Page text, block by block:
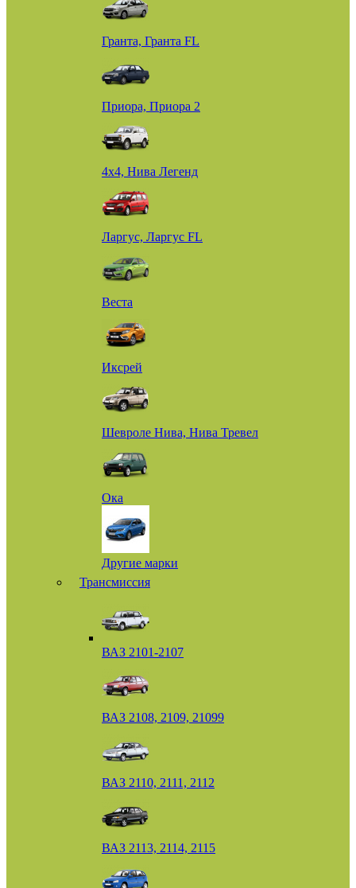
Гранта, Гранта FL
Приора, Приора 2
4х4, Нива Легенд
Ларгус, Ларгус FL
Веста
Иксрей
Шевроле Нива, Нива Тревел
Ока
Другие марки
Трансмиссия
ВАЗ 2101-2107
ВАЗ 2108, 2109, 21099
ВАЗ 2110, 2111, 2112
ВАЗ 2113, 2114, 2115